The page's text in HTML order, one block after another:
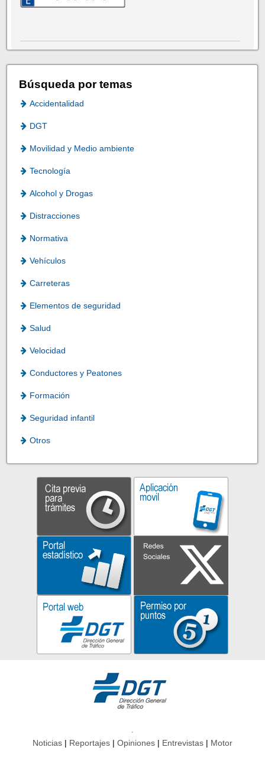
Búsqueda por temas
Accidentalidad
DGT
Movilidad y Medio ambiente
Tecnología
Alcohol y Drogas
Distracciones
Normativa
Vehículos
Carreteras
Elementos de seguridad
Salud
Velocidad
Conductores y Peatones
Formación
Seguridad infantil
Otros
Noticias Reportajes Opiniones Entrevistas Motor